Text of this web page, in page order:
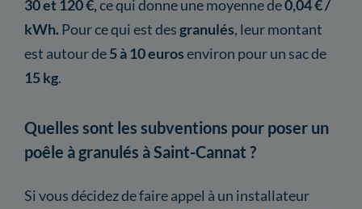
30 et 120 €,ce qui donne une moyenne de0,04 € /
kWh.Pour ce qui est desgranulés, leur montant
est autour de5 à 10 eurosenviron pour un sac de
15 kg.
Quelles sont les subventions pour poser un
poêle à granulés à Saint-Cannat ?
Si vous décidez de faire appel à un installateur